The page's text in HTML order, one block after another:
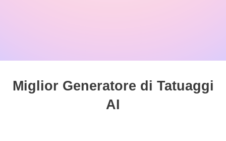
Miglior Generatore di Tatuaggi
AI